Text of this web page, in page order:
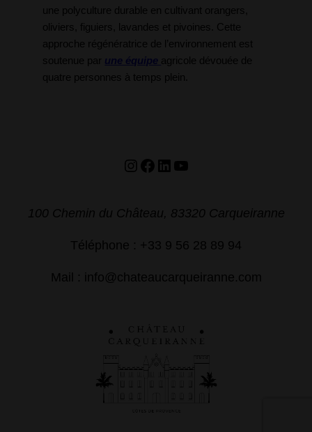
une polyculture durable en cultivant orangers,
oliviers, figuiers, lavandes et pivoines. Cette
approche régénératrice de l’environnement est
soutenue par une équipe agricole dévouée de
quatre personnes à temps plein.
Instagram
Facebook
LinkedIn
YouTube
100 Chemin du Château, 83320 Carqueiranne
Téléphone : +33 9 56 28 89 94
Mail : info@chateaucarqueiranne.com